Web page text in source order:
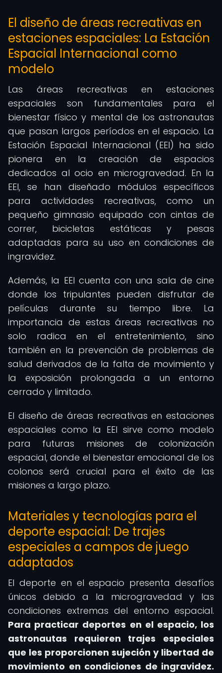
El diseño de áreas recreativas en
estaciones espaciales: La Estación
Espacial Internacional como
modelo
Las áreas recreativas en estaciones
espaciales son fundamentales para el
bienestar físico y mental de los astronautas
que pasan largos períodos en el espacio. La
Estación Espacial Internacional (EEI) ha sido
pionera en la creación de espacios
dedicados al ocio en microgravedad. En la
EEI, se han diseñado módulos específicos
para actividades recreativas, como un
pequeño gimnasio equipado con cintas de
correr, bicicletas estáticas y pesas
adaptadas para su uso en condiciones de
ingravidez.
Además, la EEI cuenta con una sala de cine
donde los tripulantes pueden disfrutar de
películas durante su tiempo libre. La
importancia de estas áreas recreativas no
solo radica en el entretenimiento, sino
también en la prevención de problemas de
salud derivados de la falta de movimiento y
la exposición prolongada a un entorno
cerrado y limitado.
El diseño de áreas recreativas en estaciones
espaciales como la EEI sirve como modelo
para futuras misiones de colonización
espacial, donde el bienestar emocional de los
colonos será crucial para el éxito de las
misiones a largo plazo.
Materiales y tecnologías para el
deporte espacial: De trajes
especiales a campos de juego
adaptados
El deporte en el espacio presenta desafíos
únicos debido a la microgravedad y las
condiciones extremas del entorno espacial.
Para practicar deportes en el espacio, los
astronautas requieren trajes especiales
que les proporcionen sujeción y libertad de
movimiento en condiciones de ingravidez.